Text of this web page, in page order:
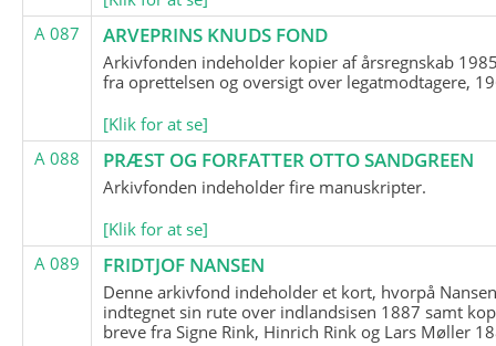
A 087
ARVEPRINS KNUDS FOND
Arkivfonden indeholder kopier af årsregnskab
fra oprettelsen og oversigt over legatmodtagere,
[Klik for at se]
A 088
PRÆST OG FORFATTER OTTO SANDGREEN
Arkivfonden indeholder fire manuskripter.
[Klik for at se]
A 089
FRIDTJOF NANSEN
Denne arkivfond indeholder et kort, hvorpå
indtegnet sin rute over indlandsisen 1887 samt
breve fra Signe Rink, Hinrich Rink og Lars Møller